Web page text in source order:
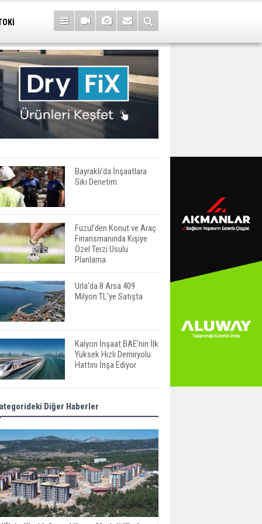
Bayraklı’da İnşaatlara
Sıkı Denetim
Fuzul’den Konut ve Araç
Finansmanında Kişiye
Özel Terzi Usulü
Planlama
Urla’da 8 Arsa 409
Milyon TL’ye Satışta
Kalyon İnşaat BAE'nin İlk
Yüksek Hızlı Demiryolu
Hattını İnşa Ediyor
ABD'de Konut Kredisi
Faizi Son Bir Yılın En
TOKİ 51 İlde 540 Konut
ve İş Yerini Satışa
Sunuyor
Yatırımcıların Bina Tercihi
Diğer Haberler